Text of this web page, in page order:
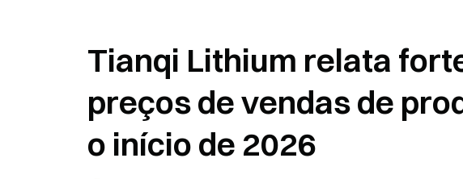
Tianqi Lithium relata
preços de vendas de
o início de 2026